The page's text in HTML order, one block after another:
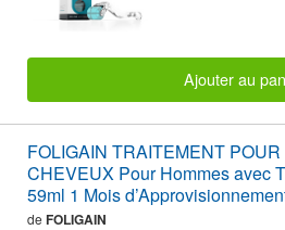
Ajouter au
FOLIGAIN TRAITEMENT
CHEVEUX Pour Hommes avec
59ml 1 Mois
de FOLIGAIN